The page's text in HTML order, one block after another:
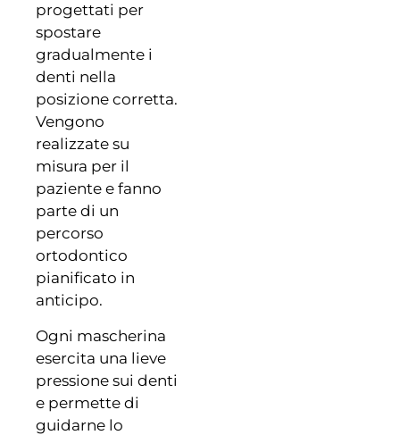
progettati per
spostare
gradualmente i
denti nella
posizione corretta.
Vengono
realizzate su
misura per il
paziente e fanno
parte di un
percorso
ortodontico
pianificato in
anticipo.
Ogni mascherina
esercita una lieve
pressione sui denti
e permette di
guidarne lo